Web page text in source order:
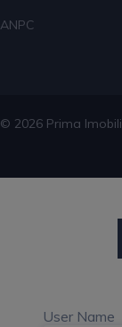
ANPC
© 2026 Prima
User Name